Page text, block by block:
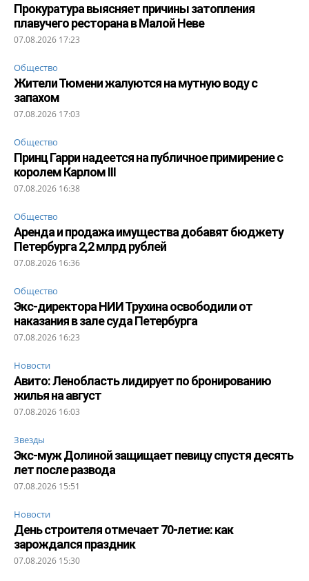
Прокуратура выясняет причины затопления
плавучего ресторана в Малой Неве
07.08.2026 17:23
Общество
Жители Тюмени жалуются на мутную воду с
запахом
07.08.2026 17:03
Общество
Принц Гарри надеется на публичное примирение с
королем Карлом III
07.08.2026 16:38
Общество
Аренда и продажа имущества добавят бюджету
Петербурга 2,2 млрд рублей
07.08.2026 16:36
Общество
Экс-директора НИИ Трухина освободили от
наказания в зале суда Петербурга
07.08.2026 16:23
Новости
Авито: Ленобласть лидирует по бронированию
жилья на август
07.08.2026 16:03
Звезды
Экс-муж Долиной защищает певицу спустя десять
лет после развода
07.08.2026 15:51
Новости
День строителя отмечает 70-летие: как
зарождался праздник
07.08.2026 15:30